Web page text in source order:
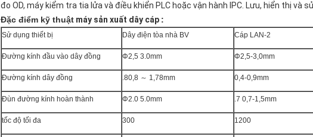
đo OD, máy kiểm tra tia lửa và điều khiển PLC hoặc vận hành IPC. Lưu, hiển thị và
Đặc điểm kỹ thuật máy sản xuất dây cáp :
Sử dụng thiết bị Dây điện tòa nhà BV Cáp LAN-2
Đường kính đầu vào dây đồng Φ2,5 3.0mm Φ2,5-3,0mm
Đường kính dây đồng .80,8 ～ 1,78mm 0,4-0,9mm
Đùn đường kính hoàn thành Φ2.0 5.0mm .7 0,7-1,5mm
tốc độ tối đa 300 1200